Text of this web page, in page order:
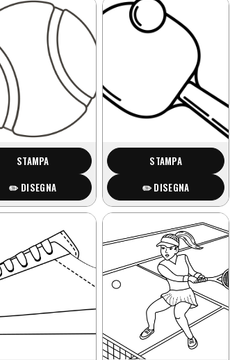
STAMPA
✏️ DISEGNA
STAMPA
✏️ DISEGNA